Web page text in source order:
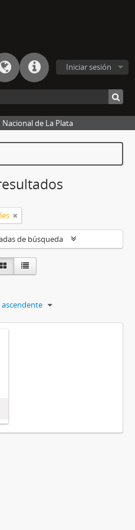
Iniciar sesión
de La Plata
de búsqueda